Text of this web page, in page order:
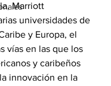
Marriott
universidades de
y Europa, el
vías en las que los
y caribeños
innovación en la